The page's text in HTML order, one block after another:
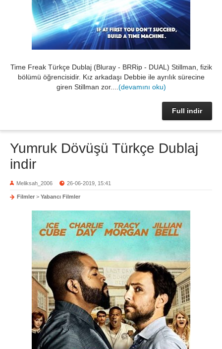
Time Freak Türkçe Dublaj (Bluray - BRRip - DUAL) Stillman, fizik
bölümü öğrencisidir. Kız arkadaşı Debbie ile ayrılık sürecine
giren Stillman zor.... (devamını oku)
Full indir
Yumruk Dövüşü Türkçe Dublaj
indir
Meliksah_2006 26-06-2019, 15:41
Filmler > Yabancı Filmler